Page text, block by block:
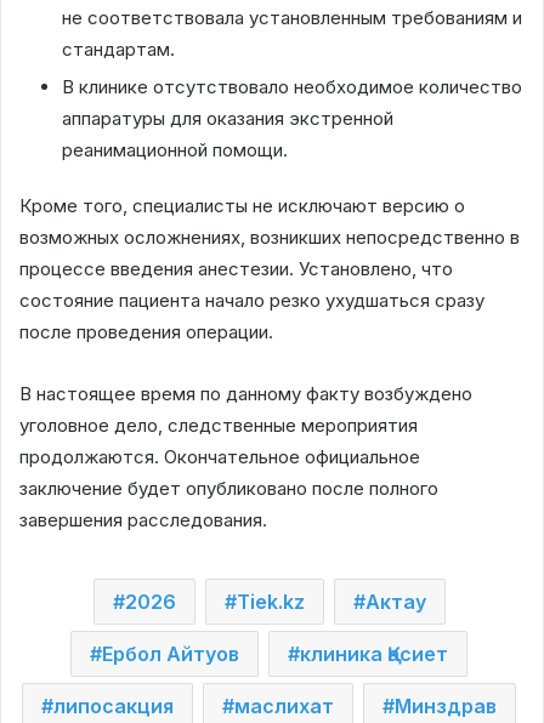
не соответствовала установленным требованиям и
стандартам.
В клинике отсутствовало необходимое количество
аппаратуры для оказания экстренной
реанимационной помощи.
Кроме того, специалисты не исключают версию о
возможных осложнениях, возникших непосредственно в
процессе введения анестезии. Установлено, что
состояние пациента начало резко ухудшаться сразу
после проведения операции.
В настоящее время по данному факту возбуждено
уголовное дело, следственные мероприятия
продолжаются. Окончательное официальное
заключение будет опубликовано после полного
завершения расследования.
2026 Tiek.kz Актау
Ербол Айтуов клиника Қасиет
липосакция маслихат Минздрав